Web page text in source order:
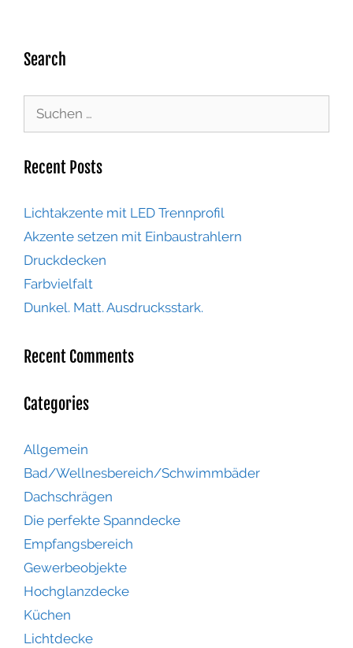
Search
Recent Posts
Lichtakzente mit LED Trennprofil
Akzente setzen mit Einbaustrahlern
Druckdecken
Farbvielfalt
Dunkel. Matt. Ausdrucksstark.
Recent Comments
Categories
Allgemein
Bad/Wellnesbereich/Schwimmbäder
Dachschrägen
Die perfekte Spanndecke
Empfangsbereich
Gewerbeobjekte
Hochglanzdecke
Küchen
Lichtdecke